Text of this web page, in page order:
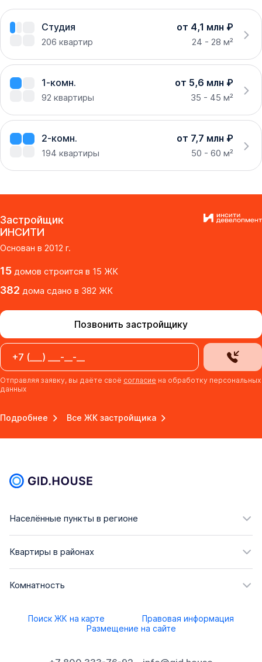
Студия от 4,1 млн ₽
206 квартир 24 - 28 м²
1-комн. от 5,6 млн ₽
92 квартиры 35 - 45 м²
2-комн. от 7,7 млн ₽
194 квартиры 50 - 60 м²
Застройщик
ИНСИТИ
Основан в 2012 г.
15 домов строится в 15 ЖК
382 дома сдано в 382 ЖК
Позвонить застройщику
Отправляя заявку, вы даёте своё согласие на обработку персональных
данных
Подробнее Все ЖК застройщика
Населённые пункты в регионе
Квартиры в районах
Комнатность
Поиск ЖК на карте
Правовая информация
Размещение на сайте